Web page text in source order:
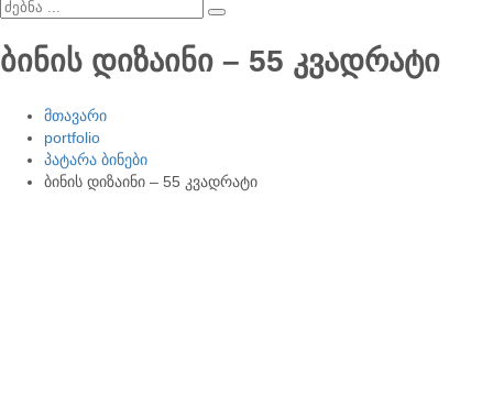
ბინის დიზაინი – 55 კვადრატი
მთავარი
portfolio
პატარა ბინები
ბინის დიზაინი – 55 კვადრატი